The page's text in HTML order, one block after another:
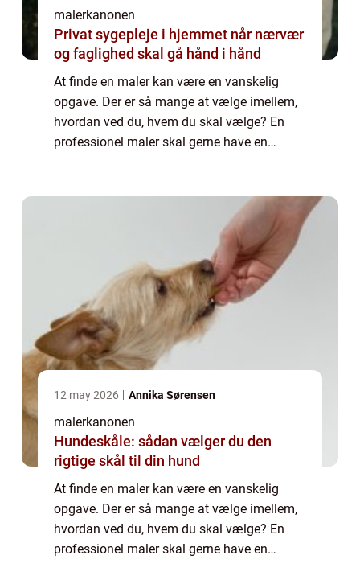
malerkanonen
Privat sygepleje i hjemmet når nærvær
og faglighed skal gå hånd i hånd
At finde en maler kan være en vanskelig
opgave. Der er så mange at vælge imellem,
hvordan ved du, hvem du skal vælge? En
professionel maler skal gerne have en
12 may 2026 Annika Sørensen
malerkanonen
Hundeskåle: sådan vælger du den
rigtige skål til din hund
At finde en maler kan være en vanskelig
opgave. Der er så mange at vælge imellem,
hvordan ved du, hvem du skal vælge? En
professionel maler skal gerne have en